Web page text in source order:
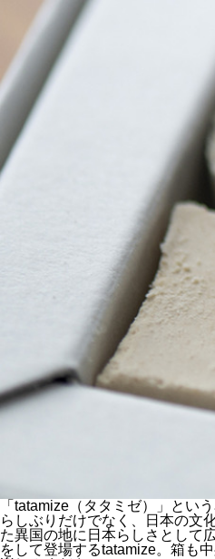
「tatamize（タタミゼ）」とい
らしぶりだけでなく、日本の文
た異国の地に日本らしさとして
をして登場するtatamize。箱も